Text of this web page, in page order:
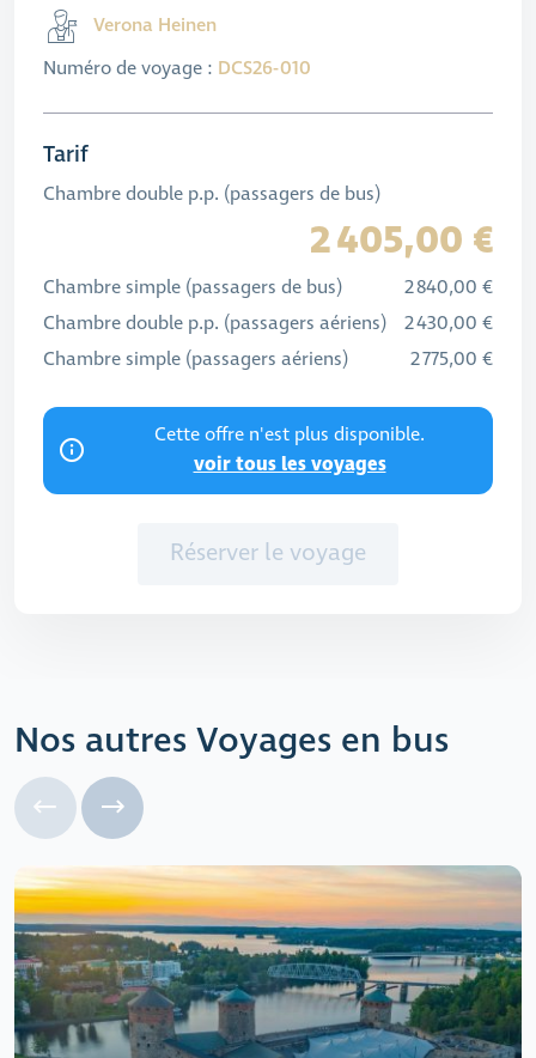
Verona Heinen
Numéro de voyage : DCS26-010
Tarif
Chambre double p.p. (passagers de bus)
2 405,00 €
Chambre simple (passagers de bus)
2 840,00 €
Chambre double p.p. (passagers aériens)
2 430,00 €
Chambre simple (passagers aériens)
2 775,00 €
Cette offre n'est plus disponible.
voir tous les voyages
Réserver le voyage
Nos autres Voyages en bus